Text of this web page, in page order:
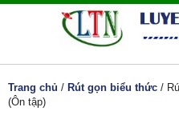
Trang chủ / Rút gọn biểu thức /
(Ôn tập)